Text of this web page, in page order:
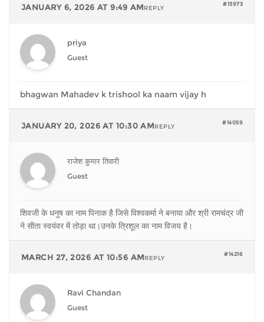
JANUARY 6, 2026 AT 9:49 AM #13973
REPLY
priya
Guest
bhagwan Mahadev k trishool ka naam vijay h
JANUARY 20, 2026 AT 10:30 AM #14059
REPLY
राजेश कुमार तिवारी
Guest
शिवजी के धनुष का नाम पिनाक है जिसे विश्वकर्मा ने बनाया और श्री रामचंद्र जी
ने सीता स्वयंवर में तोड़ा था।उनके त्रिशूल का नाम विजय है।
MARCH 27, 2026 AT 10:56 AM #14216
REPLY
Ravi Chandan
Guest